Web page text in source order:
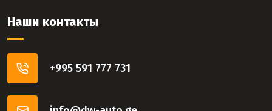
Наши контакты
+995 591 777 731